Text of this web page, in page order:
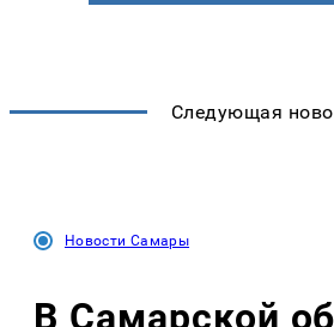
Следующая
Новости Самары
В Самарской